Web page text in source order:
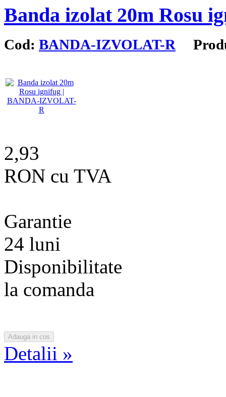
Banda izolat 20m Rosu
Cod: BANDA-IZVOLAT-R
2,93
RON cu TVA
Garantie
24 luni
Disponibilitate
la comanda
Detalii »